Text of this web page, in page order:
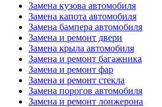
Замена кузова автомобиля
Замена капота автомобиля
Замена бампера автомобиля
Замена и ремонт двери
Замена крыла автомобиля
Замена и ремонт багажника
Замена и ремонт фар
Замена и ремонт стекла
Замена порогов автомобиля
Замена и ремонт лонжерона